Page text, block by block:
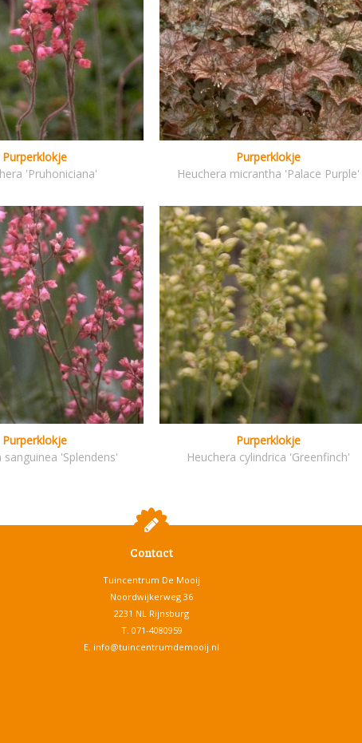
Purperklokje
'Pruhoniciana'
Purperklokje
Heuchera micrantha 'Palace Purple'
Purperklokje
sanguinea 'Splendens'
Purperklokje
Heuchera cylindrica 'Greenfinch'
Contact
Tuincentrum De Mooij
Noordwijkerweg 36
2231 NL Rijnsburg
T. 071-4080959
E. info@tuincentrumdemooij.nl